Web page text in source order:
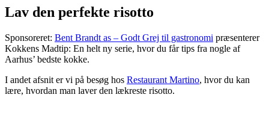
Lav den perfekte risotto
Sponsoreret: Bent Brandt as – Godt Grej til gastronomi præsenterer
Kokkens Madtip: En helt ny serie, hvor du får tips fra nogle af
Aarhus’ bedste kokke.
I andet afsnit er vi på besøg hos Restaurant Martino, hvor du kan
lære, hvordan man laver den lækreste risotto.